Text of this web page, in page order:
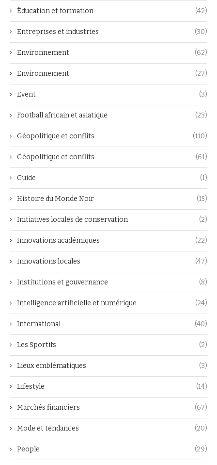
Éducation et formation (42)
Entreprises et industries (30)
Environnement (62)
Environnement (27)
Event (3)
Football africain et asiatique (23)
Géopolitique et conflits (110)
Géopolitique et conflits (61)
Guide (1)
Histoire du Monde Noir (15)
Initiatives locales de conservation (2)
Innovations académiques (22)
Innovations locales (47)
Institutions et gouvernance (8)
Intelligence artificielle et numérique (24)
International (40)
Les Sportifs (2)
Lieux emblématiques (3)
Lifestyle (14)
Marchés financiers (67)
Mode et tendances (20)
People (29)